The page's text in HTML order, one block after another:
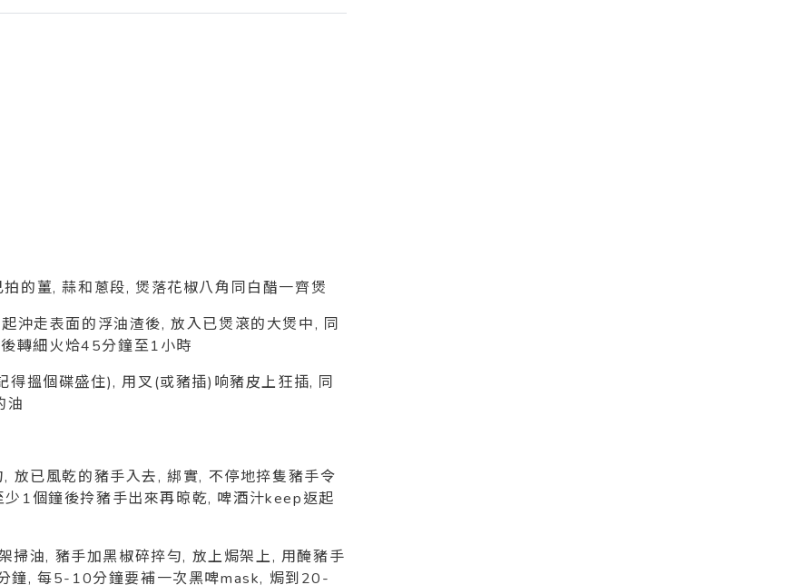
的薑, 蒜和蔥段, 煲落花椒八角同白醋一齊煲
沖走表面的浮油渣後, 放入已煲滾的大煲中, 同
轉細火烚45分鐘至1小時
搵個碟盛住), 用叉(或豬插)响豬皮上狂插, 同
油
放已風乾的豬手入去, 綁實, 不停地捽隻豬手令
1個鐘後拎豬手出來再晾乾, 啤酒汁keep返起
油, 豬手加黑椒碎捽勻, 放上焗架上, 用醃豬手
鐘, 每5-10分鐘要補一次黑啤mask, 焗到20-